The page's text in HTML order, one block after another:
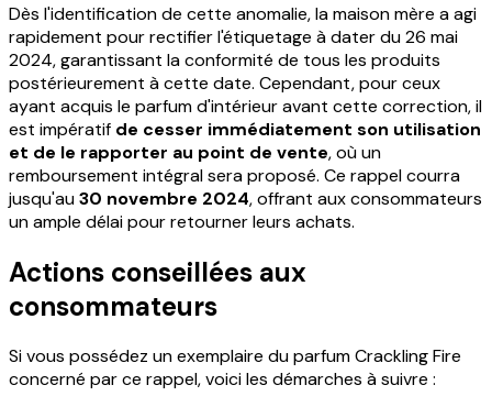
Dès l'identification de cette anomalie, la maison mère a agi
rapidement pour rectifier l'étiquetage à dater du 26 mai
2024, garantissant la conformité de tous les produits
postérieurement à cette date. Cependant, pour ceux
ayant acquis le parfum d'intérieur avant cette correction, il
est impératif de cesser immédiatement son utilisation
et de le rapporter au point de vente, où un
remboursement intégral sera proposé. Ce rappel courra
jusqu'au30 novembre 2024, offrant aux consommateurs
un ample délai pour retourner leurs achats.
Actions conseillées aux
consommateurs
Si vous possédez un exemplaire du parfum Crackling Fire
concerné par ce rappel, voici les démarches à suivre :